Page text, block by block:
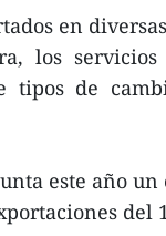
en
los
tipos de
este año
del